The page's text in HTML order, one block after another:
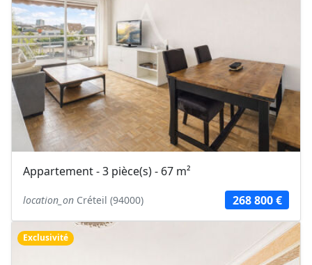
Appartement - 3 pièce(s) - 67 m²
location_on Créteil (94000) 268 800 €
Exclusivité